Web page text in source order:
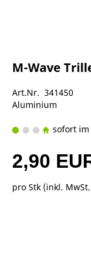
M-Wave
Art.Nr. 341450
Aluminium
sofort
2,90
pro Stk (inkl.